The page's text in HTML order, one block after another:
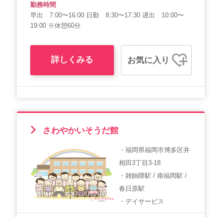
勤務時間
早出 7:00〜16:00 日勤 8:30〜17:30 遅出 10:00〜
19:00 ※休憩60分
詳しくみる お気に入り
さわやかいそうだ館
・福岡県福岡市博多区井
相田3丁目3-18
・雑餉隈駅 / 南福岡駅 /
春日原駅
・デイサービス